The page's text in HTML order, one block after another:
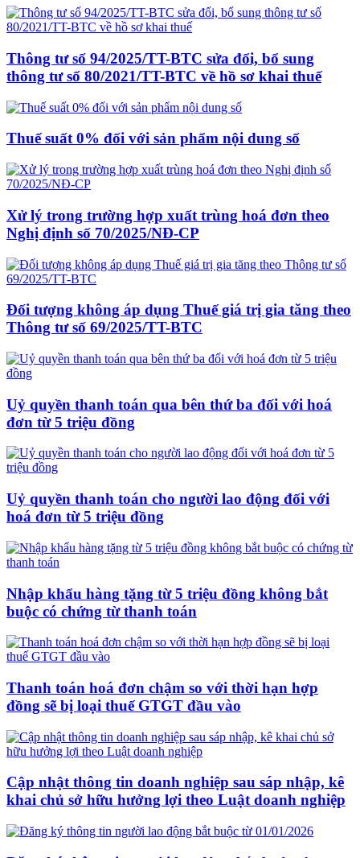
Thông tư số 94/2025/TT-BTC sửa đổi, bổ sung
thông tư số 80/2021/TT-BTC về hồ sơ khai thuế
Thuế suất 0% đối với sản phẩm nội dung số
Xử lý trong trường hợp xuất trùng hoá đơn theo
Nghị định số 70/2025/NĐ-CP
Đối tượng không áp dụng Thuế giá trị gia tăng theo
Thông tư số 69/2025/TT-BTC
Uỷ quyền thanh toán qua bên thứ ba đối với hoá
đơn từ 5 triệu đồng
Uỷ quyền thanh toán cho người lao động đối với
hoá đơn từ 5 triệu đồng
Nhập khẩu hàng tặng từ 5 triệu đồng không bắt
buộc có chứng từ thanh toán
Thanh toán hoá đơn chậm so với thời hạn hợp
đồng sẽ bị loại thuế GTGT đầu vào
Cập nhật thông tin doanh nghiệp sau sáp nhập, kê
khai chủ sở hữu hưởng lợi theo Luật doanh nghiệp